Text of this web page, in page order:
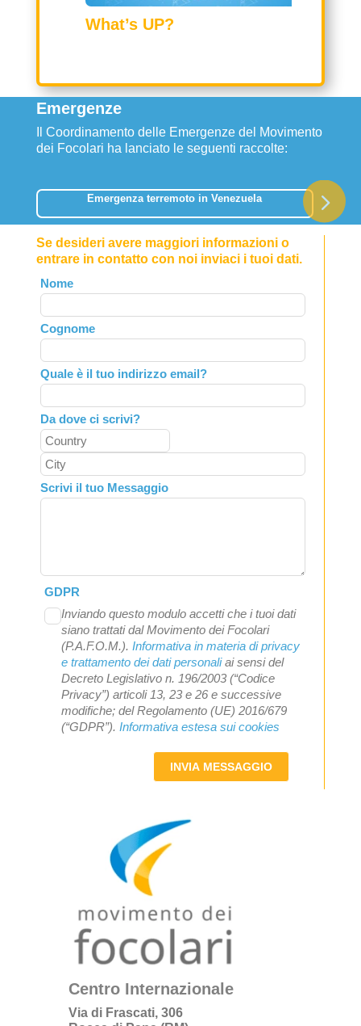
What’s UP?
Emergenze
Il Coordinamento delle Emergenze del Movimento
dei Focolari ha lanciato le seguenti raccolte:
Emergenza terremoto in Venezuela
Se desideri avere maggiori informazioni o
entrare in contatto con noi inviaci i tuoi dati.
Leave
this
field
blank
Nome
Cognome
Quale è il tuo indirizzo email?
Da dove ci scrivi?
Scrivi il tuo Messaggio
GDPR
Inviando questo modulo accetti che i tuoi dati
siano trattati dal Movimento dei Focolari
(P.A.F.O.M.). Informativa in materia di privacy
e trattamento dei dati personaliai sensi del
Decreto Legislativo n. 196/2003 (“Codice
Privacy”) articoli 13, 23 e 26 e successive
modifiche; del Regolamento (UE) 2016/679
(“GDPR”). Informativa estesa sui cookies
INVIA MESSAGGIO
Centro Internazionale
Via di Frascati, 306